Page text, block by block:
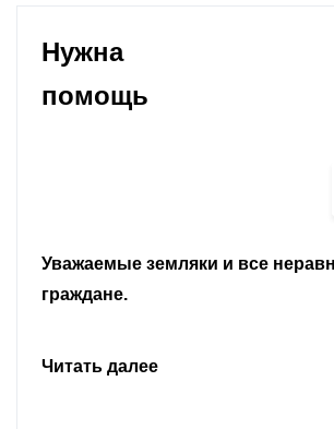
Нужна
помощь
Уважаемые земляки и все
граждане.
Читать далее